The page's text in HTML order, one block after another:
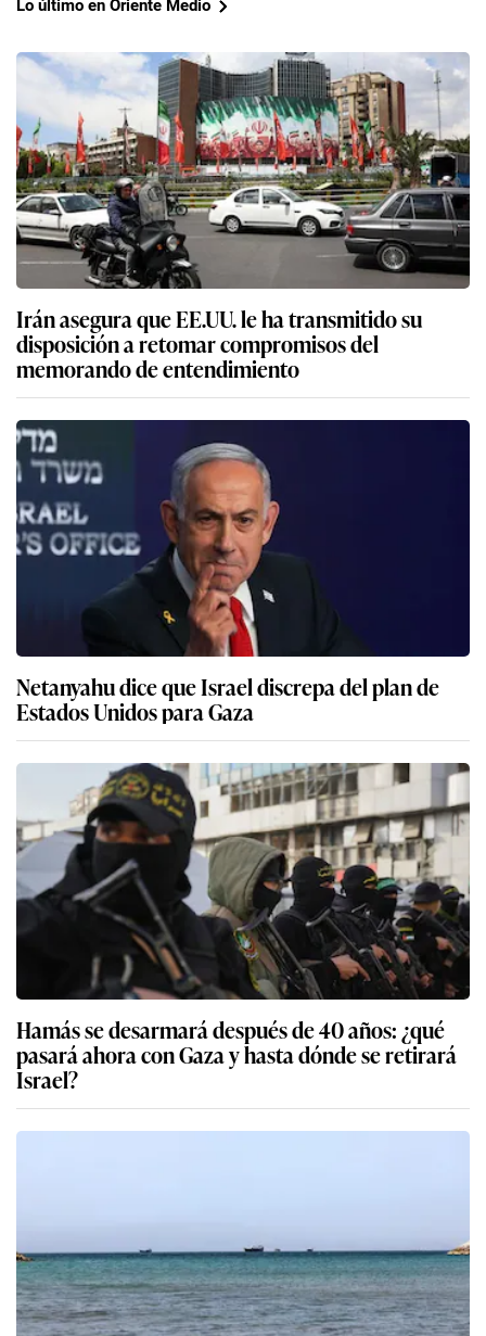
Lo último en Oriente Medio
Irán asegura que EE.UU. le ha transmitido su
disposición a retomar compromisos del
memorando de entendimiento
Netanyahu dice que Israel discrepa del plan de
Estados Unidos para Gaza
Hamás se desarmará después de 40 años: ¿qué
pasará ahora con Gaza y hasta dónde se retirará
Israel?